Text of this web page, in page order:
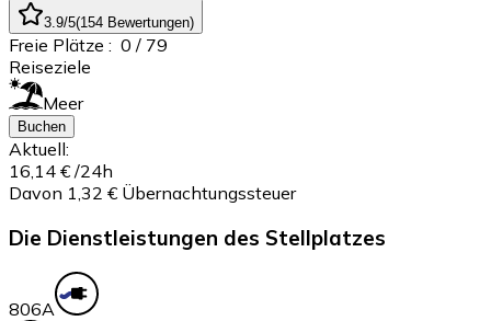
3.9/5(154 Bewertungen)
Freie Plätze : 0 / 79
Reiseziele
Meer
Buchen
Aktuell:
16,14 € /24h
Davon 1,32 € Übernachtungssteuer
Die Dienstleistungen des Stellplatzes
806A